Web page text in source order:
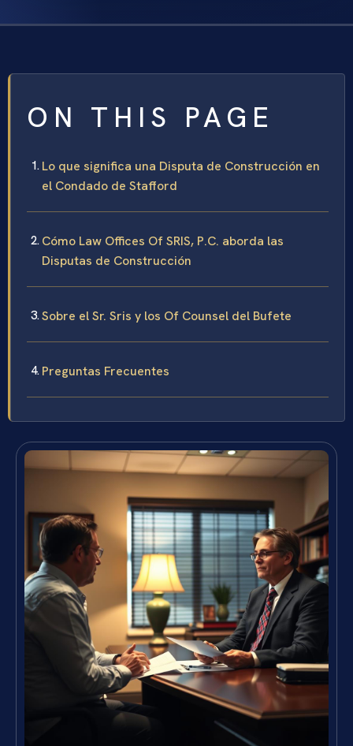
ON THIS PAGE
Lo que significa una Disputa de Construcción en
el Condado de Stafford
Cómo Law Offices Of SRIS, P.C. aborda las
Disputas de Construcción
Sobre el Sr. Sris y los Of Counsel del Bufete
Preguntas Frecuentes